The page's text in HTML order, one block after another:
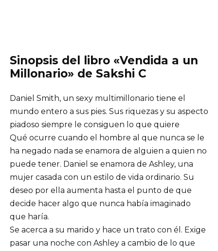
Sinopsis del libro «Vendida a un
Millonario» de Sakshi C
Daniel Smith, un sexy multimillonario tiene el
mundo entero a sus pies. Sus riquezas y su aspecto
piadoso siempre le consiguen lo que quiere
Qué ocurre cuando el hombre al que nunca se le
ha negado nada se enamora de alguien a quien no
puede tener. Daniel se enamora de Ashley, una
mujer casada con un estilo de vida ordinario. Su
deseo por ella aumenta hasta el punto de que
decide hacer algo que nunca había imaginado
que haría.
Se acerca a su marido y hace un trato con él. Exige
pasar una noche con Ashley a cambio de lo que